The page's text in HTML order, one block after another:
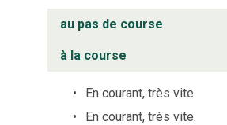
au pas de course
à la course
En courant, très vite.
En courant, très vite.